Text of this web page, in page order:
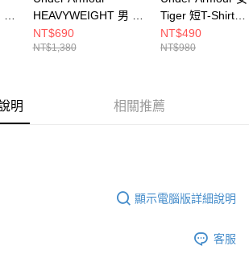
HEAVYWEIGHT 男 短
T-Shirt 1373997-100
NT$690
NT$1,380
Tiger 短T-Shirt
1384222-686
NT$490
NT$980
明 相關推薦
顯示電腦版詳細說明
客服